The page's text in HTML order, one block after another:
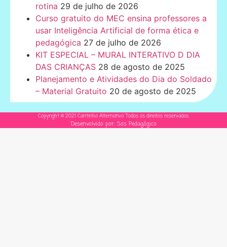
rotina 29 de julho de 2026
Curso gratuito do MEC ensina professores a
usar Inteligência Artificial de forma ética e
pedagógica 27 de julho de 2026
KIT ESPECIAL – MURAL INTERATIVO D DIA
DAS CRIANÇAS 28 de agosto de 2025
Planejamento e Atividades do Dia do Soldado
– Material Gratuito 20 de agosto de 2025
Copyright © 2021 Cantinho Alternativo. Todos os direitos reservados.
Desenvolvido por: Sos Pedagógico